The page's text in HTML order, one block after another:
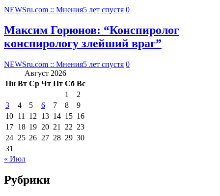
NEWSru.com :: Мнения5 лет спустя 0
Максим Горюнов: “Конспиролог
конспирологу злейший враг”
NEWSru.com :: Мнения5 лет спустя 0
Август 2026
Пн Вт Ср Чт Пт Сб Вс
1
2
3
4 5 6 7 8
9
10 11 12 13 14 15 16
17 18 19 20 21 22 23
24 25 26 27 28 29 30
31
« Июл
Рубрики